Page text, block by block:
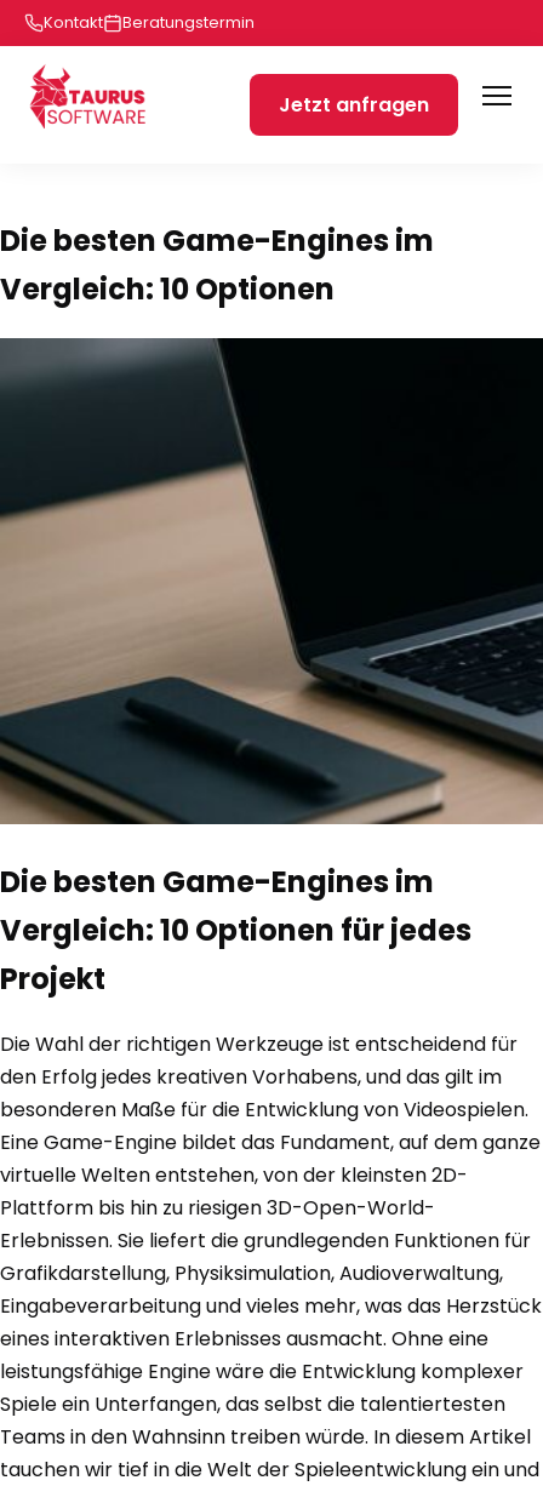
Kontakt Beratungstermin
Jetzt anfragen
Die besten Game-Engines im
Vergleich: 10 Optionen
Die besten Game-Engines im
Vergleich: 10 Optionen für jedes
Projekt
Die Wahl der richtigen Werkzeuge ist entscheidend für
den Erfolg jedes kreativen Vorhabens, und das gilt im
besonderen Maße für die Entwicklung von Videospielen.
Eine Game-Engine bildet das Fundament, auf dem ganze
virtuelle Welten entstehen, von der kleinsten 2D-
Plattform bis hin zu riesigen 3D-Open-World-
Erlebnissen. Sie liefert die grundlegenden Funktionen für
Grafikdarstellung, Physiksimulation, Audioverwaltung,
Eingabeverarbeitung und vieles mehr, was das Herzstück
eines interaktiven Erlebnisses ausmacht. Ohne eine
leistungsfähige Engine wäre die Entwicklung komplexer
Spiele ein Unterfangen, das selbst die talentiertesten
Teams in den Wahnsinn treiben würde. In diesem Artikel
tauchen wir tief in die Welt der Spieleentwicklung ein und